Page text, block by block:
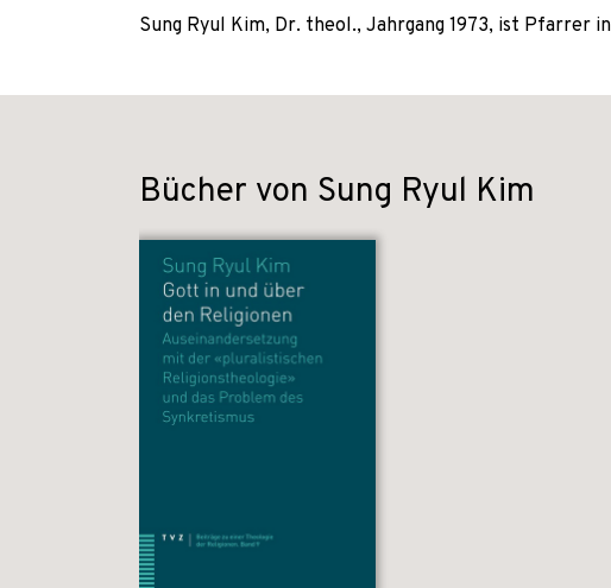
Sung Ryul Kim, Dr. theol., Jahrgang 1973, ist Pfarrer
Bücher von Sung Ryul Kim